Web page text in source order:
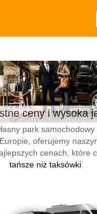
ceny i wysoka
park
oferujemy
cenach, które
tańsze niż taksówki